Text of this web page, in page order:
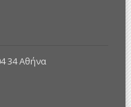
34 Αθήνα